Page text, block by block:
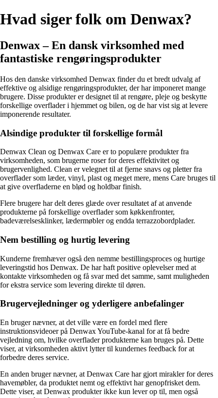
Hvad siger folk om Denwax?
Denwax – En dansk virksomhed med
fantastiske rengøringsprodukter
Hos den danske virksomhed Denwax finder du et bredt udvalg af
effektive og alsidige rengøringsprodukter, der har imponeret mange
brugere. Disse produkter er designet til at rengøre, pleje og beskytte
forskellige overflader i hjemmet og bilen, og de har vist sig at levere
imponerende resultater.
Alsindige produkter til forskellige formål
Denwax Clean og Denwax Care er to populære produkter fra
virksomheden, som brugerne roser for deres effektivitet og
brugervenlighed. Clean er velegnet til at fjerne snavs og pletter fra
overflader som læder, vinyl, plast og meget mere, mens Care bruges til
at give overfladerne en blød og holdbar finish.
Flere brugere har delt deres glæde over resultatet af at anvende
produkterne på forskellige overflader som køkkenfronter,
badeværelsesklinker, lædermøbler og endda terrazzobordplader.
Nem bestilling og hurtig levering
Kunderne fremhæver også den nemme bestillingsproces og hurtige
leveringstid hos Denwax. De har haft positive oplevelser med at
kontakte virksomheden og få svar med det samme, samt muligheden
for ekstra service som levering direkte til døren.
Brugervejledninger og yderligere anbefalinger
En bruger nævner, at det ville være en fordel med flere
instruktionsvideoer på Denwax YouTube-kanal for at få bedre
vejledning om, hvilke overflader produkterne kan bruges på. Dette
viser, at virksomheden aktivt lytter til kundernes feedback for at
forbedre deres service.
En anden bruger nævner, at Denwax Care har gjort mirakler for deres
havemøbler, da produktet nemt og effektivt har genopfrisket dem.
Dette viser, at Denwax produkter ikke kun lever op til, men også